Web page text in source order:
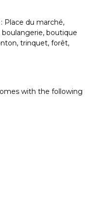
Place du marché,
boutique
trinquet, forêt,
with the following